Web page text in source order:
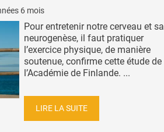
6 mois
Pour entretenir notre cerveau et sa
neurogenèse, il faut pratiquer
l’exercice physique, de manière
soutenue, confirme cette étude de
l’Académie de Finlande. ...
LIRE LA SUITE